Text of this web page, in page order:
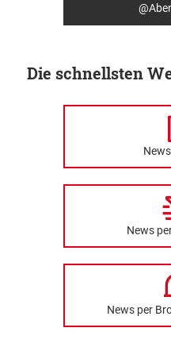
Die schnellsten
News
News per